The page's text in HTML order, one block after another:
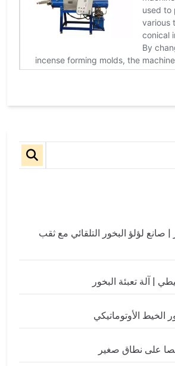
صانع لؤلؤ البخور التلقائي مع ثقب
| آلة تعبئة البخور
الخيط الأوتوماتيكي
على نطاق صغير